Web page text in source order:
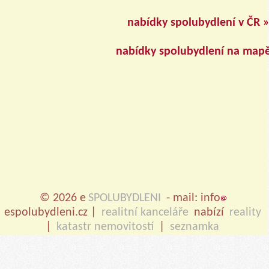
nabídky spolubydlení v ČR »
nabídky spolubydlení na
© 2026 e SPOLUBYDLENI - mail: info
espolubydleni.cz |
realitní kanceláře nabízí reality
katastr nemovitostí seznamka